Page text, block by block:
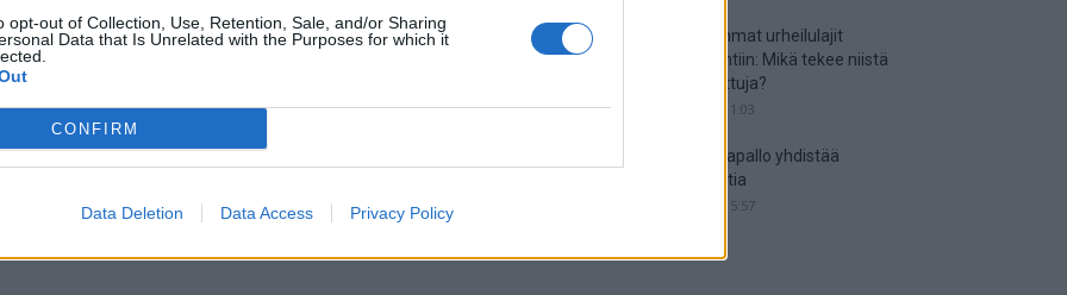
opt-out of Collection, Use, Retention, Sale, and/or Sharing
Data that Is Unrelated with the Purposes for which it
CONFIRM
Data Deletion Data Access Privacy Policy
.
Aston Villa ja Crystal Palace taistelevat pisteistä,
Suosituimmat urheilulajit
vedonlyöntiin: Mikä tekee niistä
niin suosittuja?
05.05.2025 11:03
Miten jalkapallo yhdistää
kansakuntia
25.04.2025 15:57